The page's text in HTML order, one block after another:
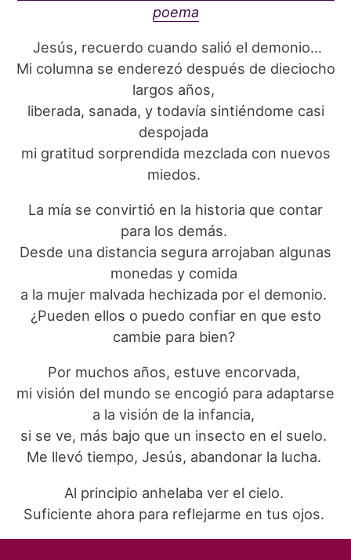
poema
Jesús, recuerdo cuando salió el demonio…
Mi columna se enderezó después de dieciocho
largos años,
liberada, sanada, y todavía sintiéndome casi
despojada
mi gratitud sorprendida mezclada con nuevos
miedos.
La mía se convirtió en la historia que contar
para los demás.
Desde una distancia segura arrojaban algunas
monedas y comida
a la mujer malvada hechizada por el demonio.
¿Pueden ellos o puedo confiar en que esto
cambie para bien?
Por muchos años, estuve encorvada,
mi visión del mundo se encogió para adaptarse
a la visión de la infancia,
si se ve, más bajo que un insecto en el suelo.
Me llevó tiempo, Jesús, abandonar la lucha.
Al principio anhelaba ver el cielo.
Suficiente ahora para reflejarme en tus ojos.